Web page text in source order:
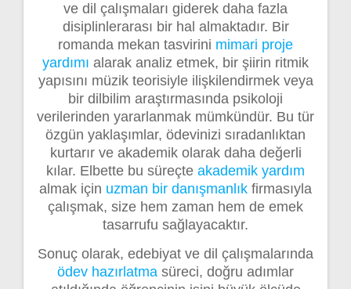
ve dil çalışmaları giderek daha fazla
disiplinlerarası bir hal almaktadır. Bir
romanda mekan tasvirini mimari proje
yardımı alarak analiz etmek, bir şiirin ritmik
yapısını müzik teorisiyle ilişkilendirmek veya
bir dilbilim araştırmasında psikoloji
verilerinden yararlanmak mümkündür. Bu tür
özgün yaklaşımlar, ödevinizi sıradanlıktan
kurtarır ve akademik olarak daha değerli
kılar. Elbette bu süreçte akademik yardım
almak için uzman bir danışmanlık firmasıyla
çalışmak, size hem zaman hem de emek
tasarrufu sağlayacaktır.
Sonuç olarak, edebiyat ve dil çalışmalarında
ödev hazırlatma süreci, doğru adımlar